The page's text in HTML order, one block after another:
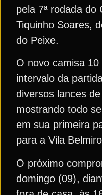
pela 7ª rodada do
Tiquinho Soares,
do Peixe.
O novo camisa
intervalo da
diversos lances
mostrando todo
em sua primeira
para a Vila
O próximo
domingo (09),